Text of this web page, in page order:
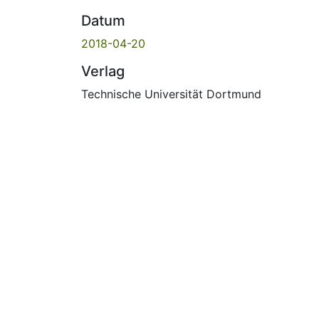
Datum
2018-04-20
Verlag
Technische Universität Dortmund